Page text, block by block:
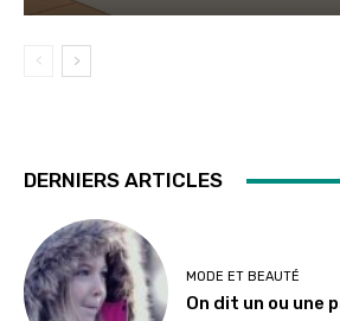
DERNIERS ARTICLES
MODE ET BEAUTÉ
On dit un ou une